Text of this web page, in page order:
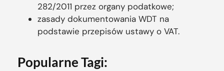
282/2011 przez organy podatkowe;
zasady dokumentowania WDT na
podstawie przepisów ustawy o VAT.
Popularne Tagi: